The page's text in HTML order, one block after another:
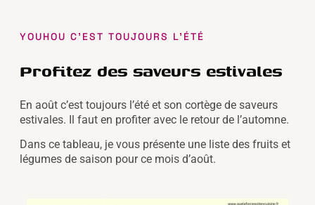
YOUHOU C'EST TOUJOURS L'ÉTÉ
Profitez des saveurs estivales
En août c’est toujours l’été et son cortège de saveurs
estivales. Il faut en profiter avec le retour de l’automne.
Dans ce tableau, je vous présente une liste des fruits et
légumes de saison pour ce mois d’août.